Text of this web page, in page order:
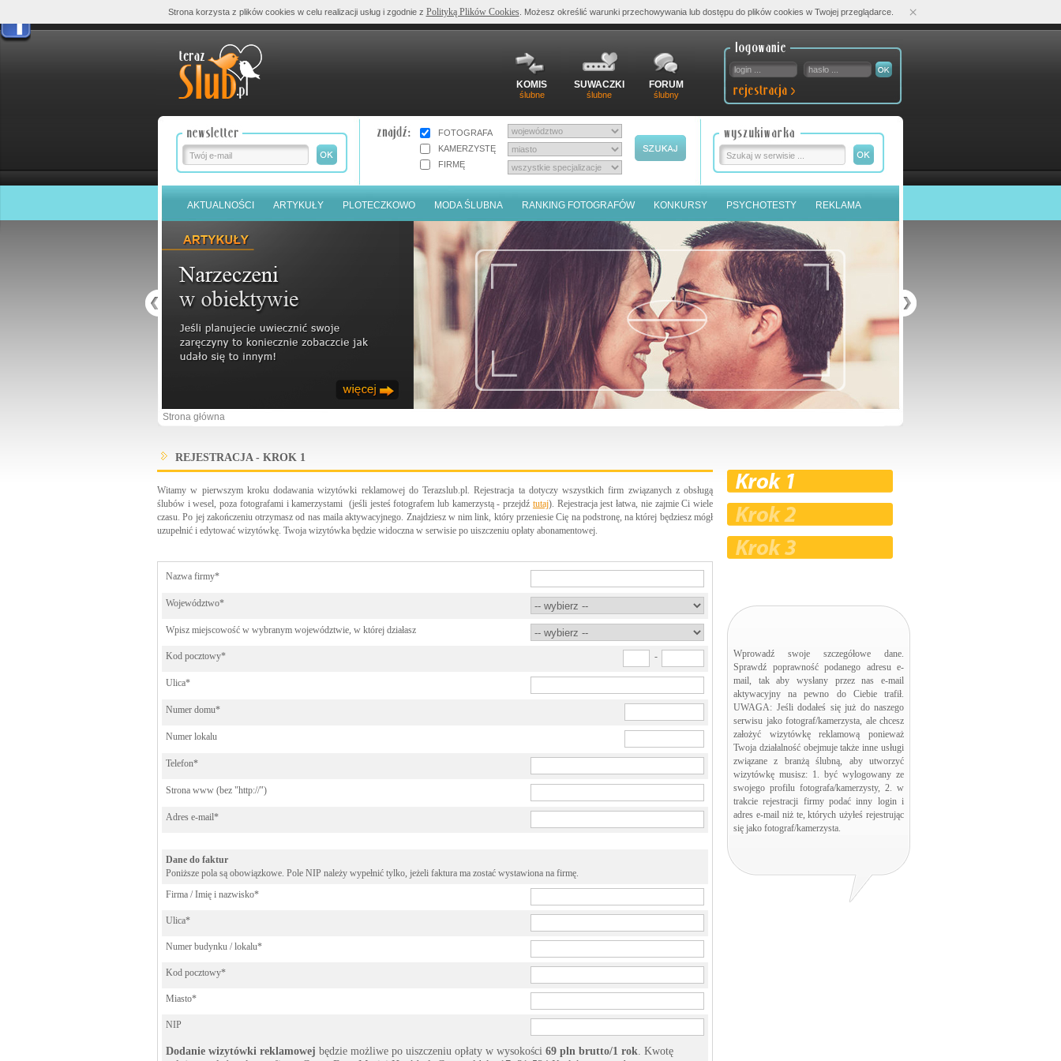
KOMIS
ślubne
SUWACZKI
ślubne
FORUM
ślubny
FOTOGRAFA
KAMERZYSTĘ
FIRMĘ
AKTUALNOŚCI ARTYKUŁY PLOTECZKOWO MODA ŚLUBNA RANKING FOTOGRAFÓW KONKURSY PSYCHOTESTY REKLAMA
Strona główna
REJESTRACJA - KROK 1
Witamy w pierwszym kroku dodawania wizytówki reklamowej do Terazslub.pl. Rejestracja ta dotyczy wszystkich firm związanych z obsługą
ślubów i wesel, poza fotografami i kamerzystami (jeśli jesteś fotografem lub kamerzystą - przejdź tutaj). Rejestracja jest łatwa, nie zajmie Ci wiele
czasu. Po jej zakończeniu otrzymasz od nas maila aktywacyjnego. Znajdziesz w nim link, który przeniesie Cię na podstronę, na której będziesz mógł
uzupełnić i edytować wizytówkę. Twoja wizytówka będzie widoczna w serwisie po uiszczeniu opłaty abonamentowej.
Nazwa firmy*
Województwo*
Wpisz miejscowość w wybranym województwie, w której działasz
Kod pocztowy* -
Ulica*
Numer domu*
Numer lokalu
Telefon*
Strona www (bez "http://")
Adres e-mail*
Dane do faktur
Poniższe pola są obowiązkowe. Pole NIP należy wypełnić tylko, jeżeli faktura ma zostać wystawiona na firmę.
Firma / Imię i nazwisko*
Ulica*
Numer budynku / lokalu*
Kod pocztowy*
Miasto*
NIP
Dodanie wizytówki reklamowej będzie możliwe po uiszczeniu opłaty w wysokości 69 pln brutto/1 rok. Kwotę
Wprowadź swoje szczegółowe dane.
Sprawdź poprawność podanego adresu e-
mail, tak aby wysłany przez nas e-mail
aktywacyjny na pewno do Ciebie trafił.
UWAGA: Jeśli dodałeś się już do naszego
serwisu jako fotograf/kamerzysta, ale chcesz
założyć wizytówkę reklamową ponieważ
Twoja działalność obejmuje także inne usługi
związane z branżą ślubną, aby utworzyć
wizytówkę musisz: 1. być wylogowany ze
swojego profilu fotografa/kamerzysty, 2. w
trakcie rejestracji firmy podać inny login i
adres e-mail niż te, których użyłeś rejestrując
się jako fotograf/kamerzysta.
Strona korzysta z plików cookies w celu realizacji usług i zgodnie z Polityką Plików Cookies. Możesz określić warunki przechowywania lub dostępu do plików cookies w Twojej przeglądarce. ×